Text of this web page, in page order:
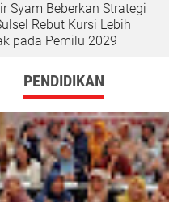
Syam Beberkan Strategi
Rebut Kursi Lebih
pada Pemilu 2029
PENDIDIKAN